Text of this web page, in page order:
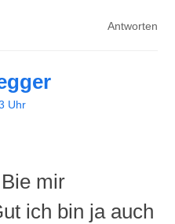
Antworten
Uhr
mir
ich bin ja auch